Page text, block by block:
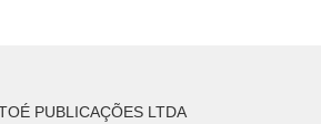
PUBLICAÇÕES LTDA